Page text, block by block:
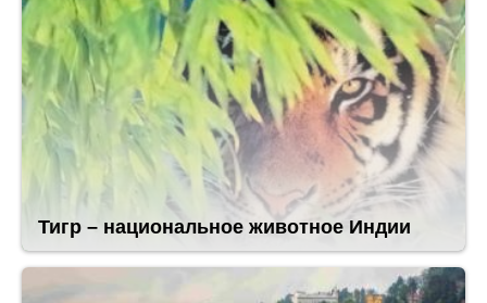
Тигр – национальное животное Индии